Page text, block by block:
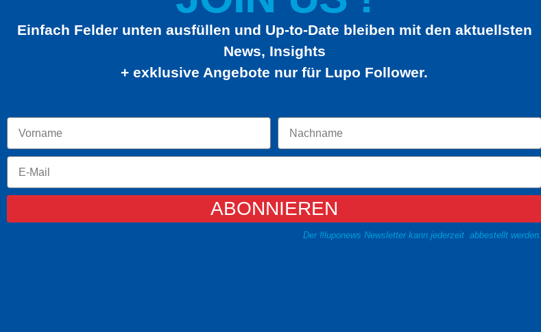
Einfach Felder unten ausfüllen und Up-to-Date bleiben mit den aktuellsten
News, Insights
+ exklusive Angebote nur für Lupo Follower.
ABONNIEREN
Der #luponews Newsletter kann jederzeit abbestellt werden.